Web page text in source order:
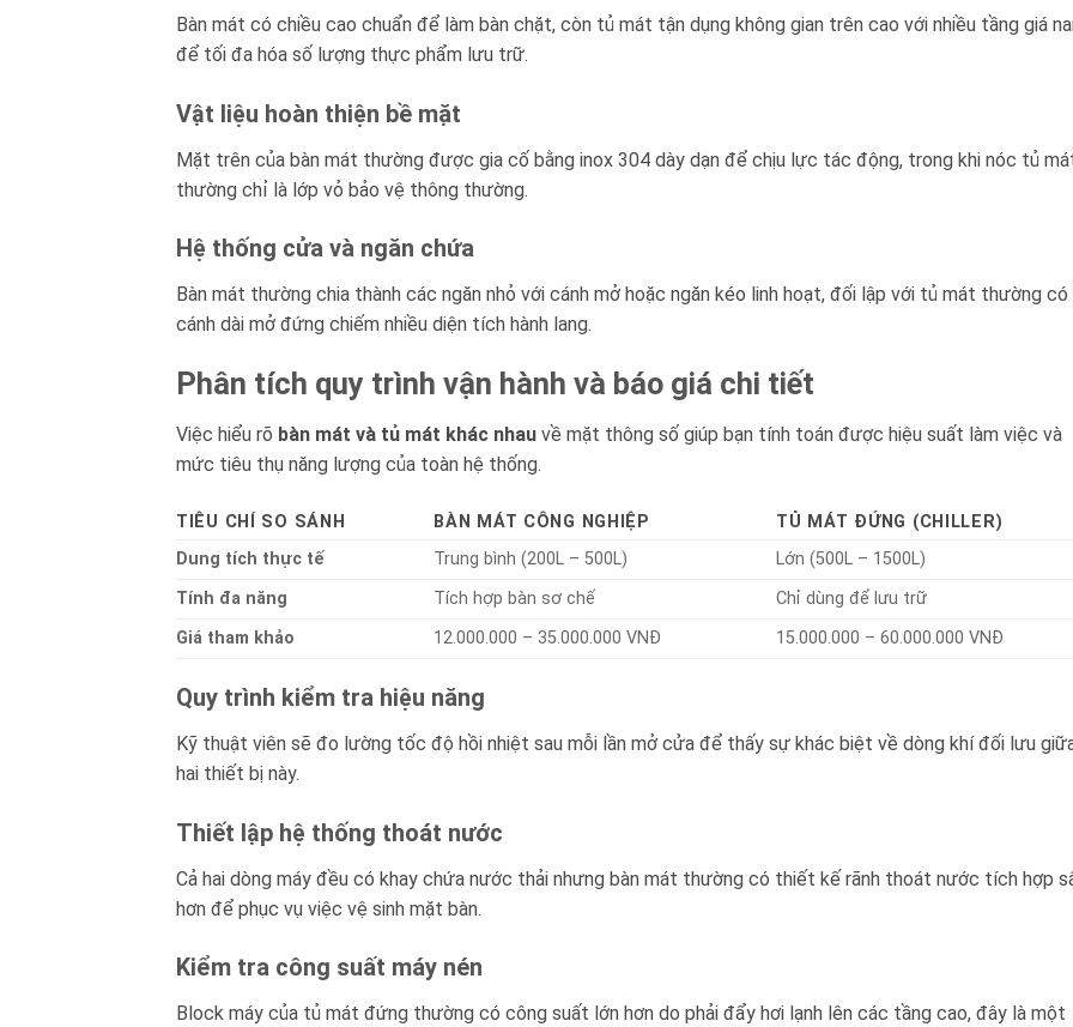
Bàn mát có chiều cao chuẩn để làm bàn chặt, còn tủ mát tận dụng không gian trên cao với nhiều tầng giá
để tối đa hóa số lượng thực phẩm lưu trữ.
Vật liệu hoàn thiện bề mặt
Mặt trên của bàn mát thường được gia cố bằng inox 304 dày dạn để chịu lực tác động, trong khi nóc tủ
thường chỉ là lớp vỏ bảo vệ thông thường.
Hệ thống cửa và ngăn chứa
Bàn mát thường chia thành các ngăn nhỏ với cánh mở hoặc ngăn kéo linh hoạt, đối lập với tủ mát thường có
cánh dài mở đứng chiếm nhiều diện tích hành lang.
Phân tích quy trình vận hành và báo giá chi tiết
Việc hiểu rõ bàn mát và tủ mát khác nhau về mặt thông số giúp bạn tính toán được hiệu suất làm việc và
mức tiêu thụ năng lượng của toàn hệ thống.
TIÊU CHÍ SO SÁNH BÀN MÁT CÔNG NGHIỆP
TỦ MÁT ĐỨNG (CHILLER)
Dung tích thực tế
Trung bình (200L – 500L)
Lớn (500L – 1500L)
Tính đa năng
Tích hợp bàn sơ chế
Chỉ dùng để lưu trữ
Giá tham khảo
12.000.000 – 35.000.000 VNĐ 15.000.000 – 60.000.000 VNĐ
Quy trình kiểm tra hiệu năng
Kỹ thuật viên sẽ đo lường tốc độ hồi nhiệt sau mỗi lần mở cửa để thấy sự khác biệt về dòng khí đối lưu
hai thiết bị này.
Thiết lập hệ thống thoát nước
Cả hai dòng máy đều có khay chứa nước thải nhưng bàn mát thường có thiết kế rãnh thoát nước tích hợp
hơn để phục vụ việc vệ sinh mặt bàn.
Kiểm tra công suất máy nén
Block máy của tủ mát đứng thường có công suất lớn hơn do phải đẩy hơi lạnh lên các tầng cao, đây là một